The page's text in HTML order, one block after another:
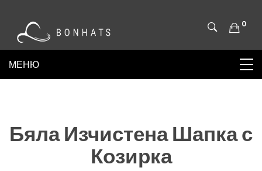
0
Бяла Изчистена Шапка с
Козирка